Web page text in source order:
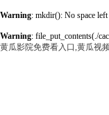
Warning: mkdir(): No space
Warning: file_put_contents(./
黄瓜影院免费看入口,黄瓜视